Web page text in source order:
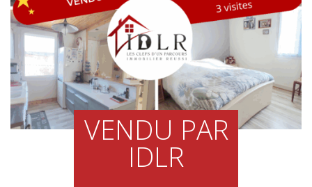
VENDU PAR
IDLR